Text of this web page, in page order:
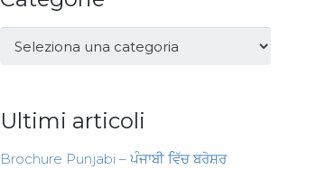
Categorie
Ultimi articoli
Brochure Punjabi – ਪੰਜਾਬੀ ਵਿੱਚ ਬਰੋਸ਼ਰ